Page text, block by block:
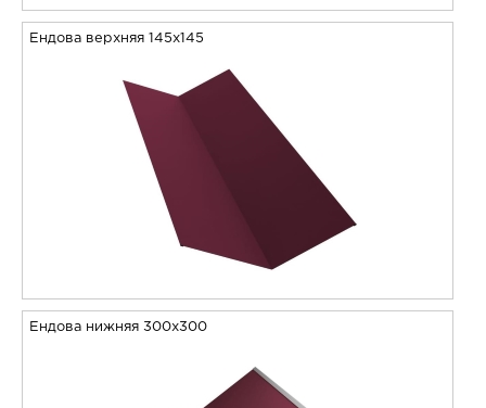
Ендова верхняя 145х145
Ендова нижняя 300х300